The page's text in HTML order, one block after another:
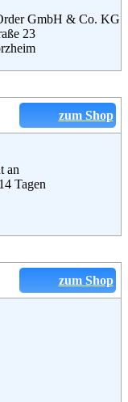
GmbH & Co. KG
23
19
zum Shop
an
Tagen
GmbH
Salzuflen
zum Shop